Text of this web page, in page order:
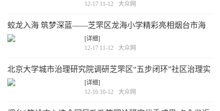
12-17 11-12
大众网
蛟龙入海 筑梦深蓝——芝罘区龙海小学精彩亮相烟台市海
洋科技教育展示活动
[详细]
12-17 11-12
大众网
北京大学城市治理研究院调研芝罘区“五步闭环”社区治理实
践
[详细]
12-16 10-12
大众网